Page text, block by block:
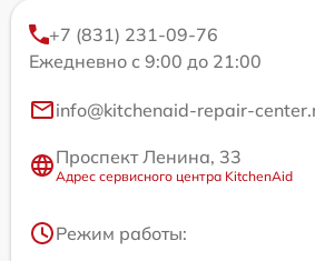
+7 (831) 231-09-76
Ежедневно с 9:00 до 21:00
info@kitchenaid-repair-
Проспект Ленина, 33
Адрес сервисного центра KitchenAid
Режим работы: